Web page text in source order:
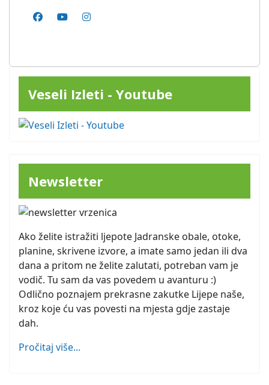
Veseli Izleti - Youtube
Newsletter
Ako želite istražiti ljepote Jadranske obale, otoke,
planine, skrivene izvore, a imate samo jedan ili dva
dana a pritom ne želite zalutati, potreban vam je
vodič. Tu sam da vas povedem u avanturu :)
Odlično poznajem prekrasne zakutke Lijepe naše,
kroz koje ću vas povesti na mjesta gdje zastaje
dah.
Pročitaj više...